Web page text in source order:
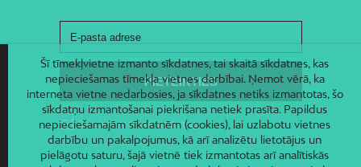
Šī tīmekļvietne izmanto sīkdatnes, tai skaitā sīkdatnes, kas
nepieciešamas tīmekļa vietnes darbībai. Ņemot vērā, ka
interneta vietne nedarbosies, ja sīkdatnes netiks izmantotas, šo
sīkdatņu izmantošanai piekrišana netiek prasīta. Papildus
nepieciešamajām sīkdatnēm (cookies), lai uzlabotu vietnes
darbību un pakalpojumus, kā arī analizētu lietotājus un
pielāgotu saturu, šajā vietnē tiek izmantotas arī analītiskās